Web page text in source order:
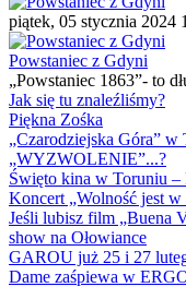
piątek, 05 stycznia 2024
Powstaniec z Gdyni
„Powstaniec 1863”- to
Jak się tu znaleźliśmy?
Piękna Zośka
„Czarodziejska Góra”
„WYZWOLENIE”...?
Święto kina w Toruniu –
Koncert „Wolność jest
Jeśli lubisz film „Buena
show na Ołowiance
GAROU już 25 i 27
Dame zaśpiewa w